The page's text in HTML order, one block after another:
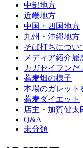
中部地方
近畿地方
中国・四国地方
九州・沖縄地方
そば打ちについ
メディア紹介履
カガセイフンだ
蕎麦畑の様子
本場のガレット
蕎麦ダイエット
店主・加賀健太
Q&A
未分類